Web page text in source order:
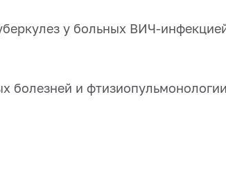
у больных ВИЧ-
болезней и